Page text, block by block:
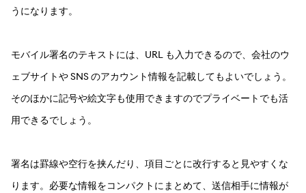
うになります。
モバイル署名のテキストには、URL も入力できるので、会社のウ
ェブサイトや SNS のアカウント情報を記載してもよいでしょう。
そのほかに記号や絵文字も使用できますのでプライベートでも活
用できるでしょう。
署名は罫線や空行を挟んだり、項目ごとに改行すると見やすくな
ります。必要な情報をコンパクトにまとめて、送信相手に情報が